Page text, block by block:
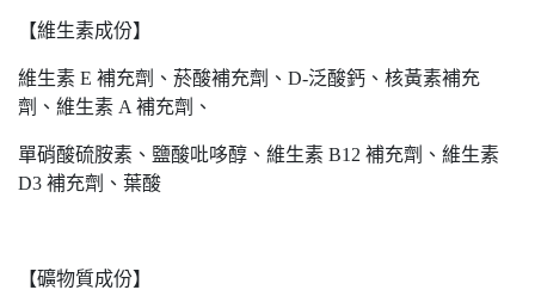
【維生素成份】
維生素 E 補充劑、菸酸補充劑、D-泛酸鈣、核黃素補充
劑、維生素 A 補充劑、
單硝酸硫胺素、鹽酸吡哆醇、維生素 B12 補充劑、維生素
D3 補充劑、葉酸
【礦物質成份】